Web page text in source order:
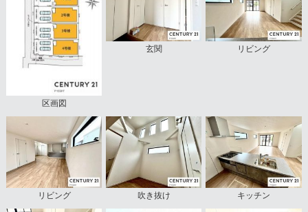
区画図
玄関 リビング
リビング 吹き抜け キッチン